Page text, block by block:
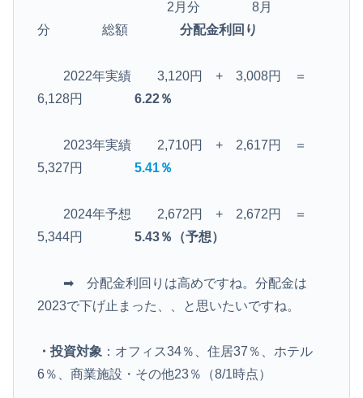
2月分 8月
分 総額 分配金利回り
2022年実績 3,120円 + 3,008円 ＝
6,128円 6.22％
2023年実績 2,710円 + 2,617円 ＝
5,327円 5.41％
2024年予想 2,672円 + 2,672円 ＝
5,344円 5.43％（予想）
➡ 分配金利回りは高めですね。分配金は
2023で下げ止まった、、と思いたいですね。
・投資対象：オフィス34％、住居37％、ホテル
6％、商業施設・その他23％（8/1時点）